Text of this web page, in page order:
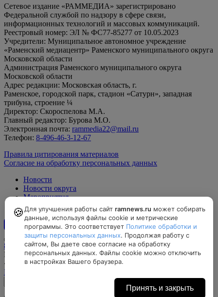
Сетевое издание «РАММЕДИА» зарегистрировано
Федеральной службой по надзору в сфере связи,
информационных технологий и массовых коммуникаций.
Реестровый номер: ЭЛ № ФС77-85277 от 10.05.2023
Учредители: Муниципальное автономное учреждение
«Раменский медиацентр» Раменского муниципального округа
Московской области
Администрация Раменского муниципального округа
Московской области
Адрес редакции: Московская область, г.
Раменское, городской парк, стадион «Сатурн», западная
трибуна, строение ¼
Директор: Скороспелова М.А.
Главный редактор: Бурова М.О.
Электронная почта: rammedia22@mail.ru
Телефон: 8-496-46-3-12-67
Правила цитирования материалов
Согласие на обработку персональных данных
Новости
Новости округа
Мероприятия
Официально
12+
8-496-46-3-12-67, rammedia22@mail.ru
Московская область, г. Раменское, городской парк, стадион
«Сатурн», западная трибуна, строение ¼
Найти на карте
🍪 Для улучшения работы сайт ramnews.ru может собирать
данные, используя файлы cookie и метрические
программы. Это соответствует Политике обработки и
защиты персональных данных. Продолжая работу с
сайтом, Вы даете свое согласие на обработку
персональных данных. Файлы cookie можно отключить
в настройках Вашего браузера.
Принять и закрыть